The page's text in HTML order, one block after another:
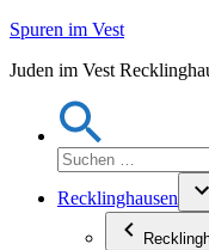
Zum
springen
Spuren im Vest
Juden im Vest
Suchen
nach:
Recklinghausen